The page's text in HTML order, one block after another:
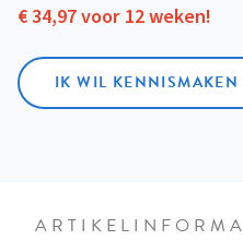
€ 34,97 voor 12 weken!
IK WIL KENNISMAKEN